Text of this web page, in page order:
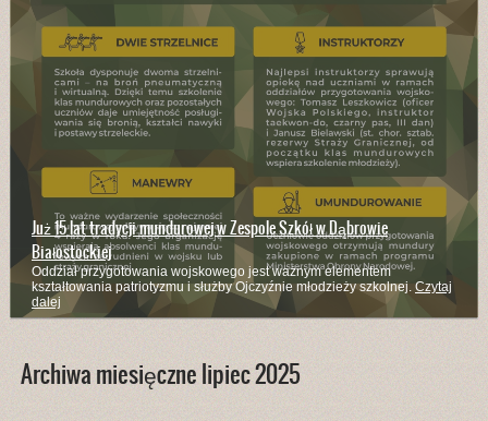
Już 15 lat tradycji mundurowej w Zespole Szkół w Dąbrowie
Białostockiej
Oddział przygotowania wojskowego jest ważnym elementem
kształtowania patriotyzmu i służby Ojczyźnie młodzieży szkolnej. Czytaj
dalej
Archiwa miesięczne lipiec 2025